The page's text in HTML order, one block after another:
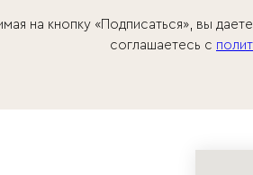
на кнопку «Подписаться», вы
соглашаетесь c